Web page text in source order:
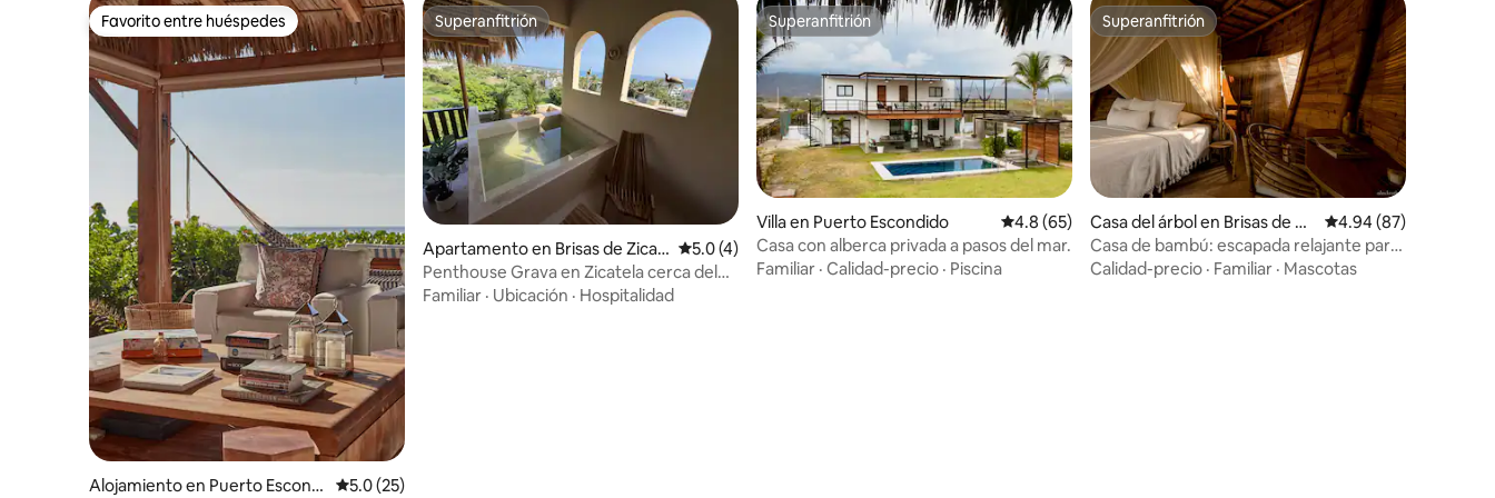
Favorito entre huéspedes
Favorito entre huéspedes
Alojamiento en Puerto Escondi
Calificación promedio: 5.0 de 5, 25 reseñas
5.0 (25)
Superanfitrión
Superanfitrión
Apartamento en Brisas de Zicat
ela
Calificación promedio: 5.0 de 5, 4 reseñas
5.0 (4)
Penthouse Grava en Zicatela cerca del
Mercadito
Familiar · Ubicación · Hospitalidad
Superanfitrión
Superanfitrión
Villa en Puerto Escondido Calificación promedio: 4.8 de 5, 65 reseñas
4.8 (65)
Casa con alberca privada a pasos del mar.
Familiar · Calidad-precio · Piscina
Superanfitrión
Superanfitrión
Casa del árbol en Brisas de Zi
catela
Calificación
4.94 (87)
Casa de bambú: escapada relajante para
tu alma
Calidad-precio · Familiar · Mascotas